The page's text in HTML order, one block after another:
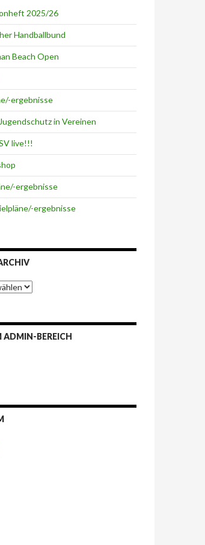
2025/26
Handballbund
Beach Open
ergebnisse
in Vereinen
live!!!
ergebnisse
ergebnisse
ADMIN-BEREICH